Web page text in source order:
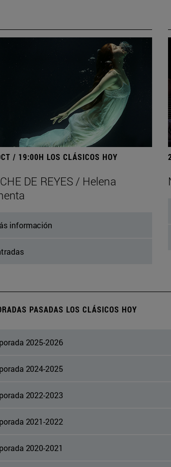
/ 19:00H LOS CLÁSICOS HOY
DE REYES / Helena
información
PASADAS LOS CLÁSICOS HOY
2025-2026
2024-2025
2022-2023
2021-2022
2020-2021